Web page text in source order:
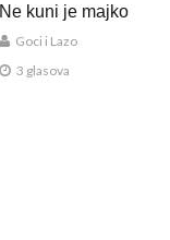
Ne kuni je majko
Goci i Lazo
3 glasova